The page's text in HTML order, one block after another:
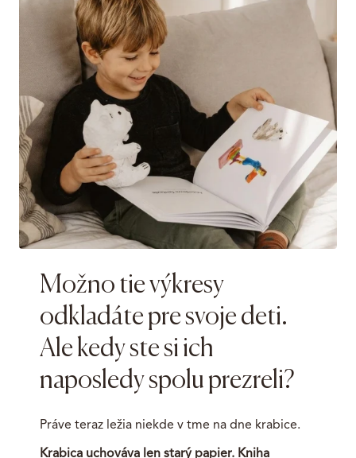
Možno tie výkresy
odkladáte pre svoje deti.
Ale kedy ste si ich
naposledy spolu prezreli?
Práve teraz ležia niekde v tme na dne krabice.
Krabica uchováva len starý papier. Kniha